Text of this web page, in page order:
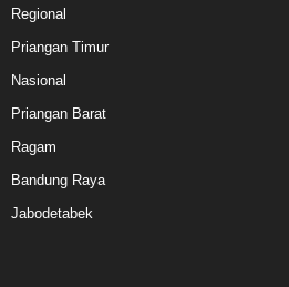
Regional
Priangan Timur
Nasional
Priangan Barat
Ragam
Bandung Raya
Jabodetabek